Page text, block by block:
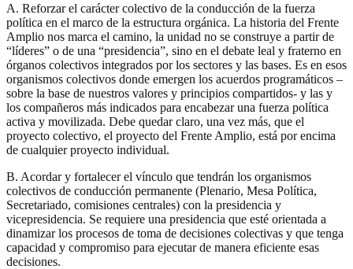
A. Reforzar el carácter colectivo de la conducción de la fuerza
política en el marco de la estructura orgánica. La historia del Frente
Amplio nos marca el camino, la unidad no se construye a partir de
“líderes” o de una “presidencia”, sino en el debate leal y fraterno en
órganos colectivos integrados por los sectores y las bases. Es en esos
organismos colectivos donde emergen los acuerdos programáticos –
sobre la base de nuestros valores y principios compartidos- y las y
los compañeros más indicados para encabezar una fuerza política
activa y movilizada. Debe quedar claro, una vez más, que el
proyecto colectivo, el proyecto del Frente Amplio, está por encima
de cualquier proyecto individual.
B. Acordar y fortalecer el vínculo que tendrán los organismos
colectivos de conducción permanente (Plenario, Mesa Política,
Secretariado, comisiones centrales) con la presidencia y
vicepresidencia. Se requiere una presidencia que esté orientada a
dinamizar los procesos de toma de decisiones colectivas y que tenga
capacidad y compromiso para ejecutar de manera eficiente esas
decisiones.